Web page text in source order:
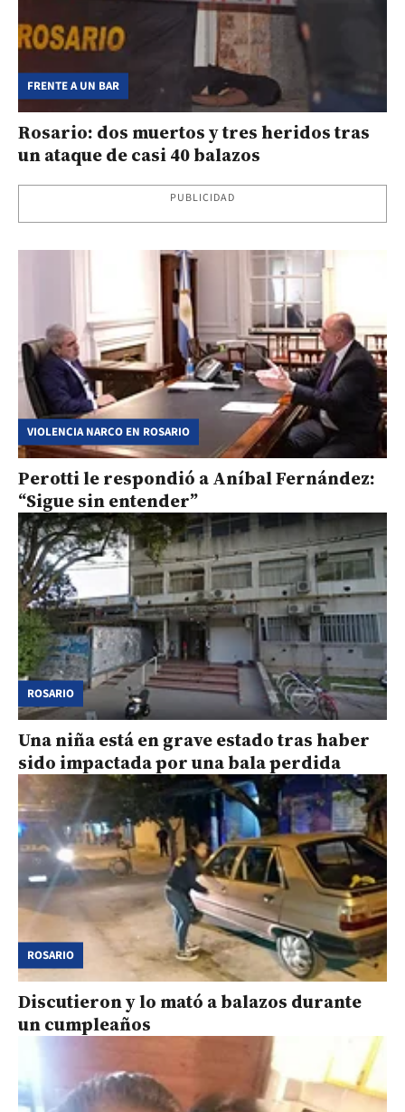
FRENTE A UN BAR
Rosario: dos muertos y tres heridos tras
un ataque de casi 40 balazos
PUBLICIDAD
VIOLENCIA NARCO EN ROSARIO
Perotti le respondió a Aníbal Fernández:
“Sigue sin entender”
ROSARIO
Una niña está en grave estado tras haber
sido impactada por una bala perdida
ROSARIO
Discutieron y lo mató a balazos durante
un cumpleaños